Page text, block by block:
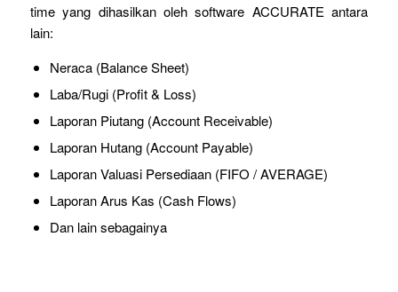
time yang dihasilkan oleh software ACCURATE antara
lain:
Neraca (Balance Sheet)
Laba/Rugi (Profit & Loss)
Laporan Piutang (Account Receivable)
Laporan Hutang (Account Payable)
Laporan Valuasi Persediaan (FIFO / AVERAGE)
Laporan Arus Kas (Cash Flows)
Dan lain sebagainya